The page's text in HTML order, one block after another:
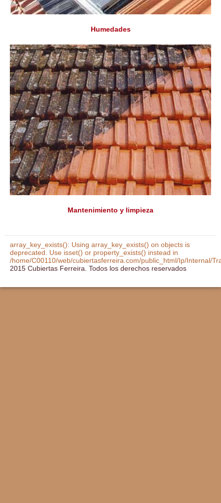
Humedades
Mantenimiento y limpieza
array_key_exists(): Using array_key_exists() on objects is
deprecated. Use isset() or property_exists() instead in
/home/C00110/web/cubiertasferreira.com/public_html/Ip/Internal/
2015 Cubiertas Ferreira. Todos los derechos reservados